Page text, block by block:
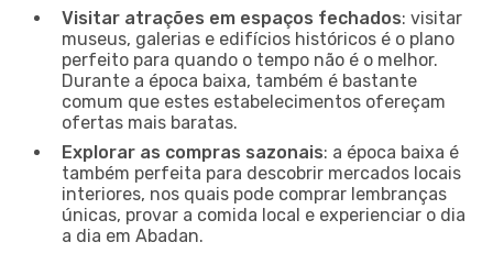
Visitar atrações em espaços fechados: visitar
museus, galerias e edifícios históricos é o plano
perfeito para quando o tempo não é o melhor.
Durante a época baixa, também é bastante
comum que estes estabelecimentos ofereçam
ofertas mais baratas.
Explorar as compras sazonais: a época baixa é
também perfeita para descobrir mercados locais
interiores, nos quais pode comprar lembranças
únicas, provar a comida local e experienciar o dia
a dia em Abadan.